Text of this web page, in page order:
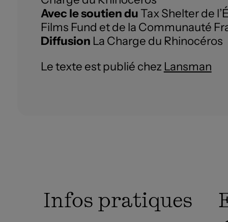
Avec le soutien duTax Shelter de
Films Fund et de la Communauté
Diffusion La Charge du Rhinocéros
Le texte est publié chez Lansman
Infos pratiques